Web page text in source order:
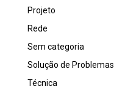
Projeto
Rede
Sem categoria
Solução de Problemas
Técnica